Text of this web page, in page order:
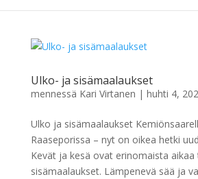
Ulko- ja sisämaalaukset
mennessä Kari Virtanen | huhti 4,
Ulko ja sisämaalaukset
Raaseporissa – nyt on oikea hetki
Kevät ja kesä ovat erinomaista
sisämaalaukset. Lämpenevä sää ja